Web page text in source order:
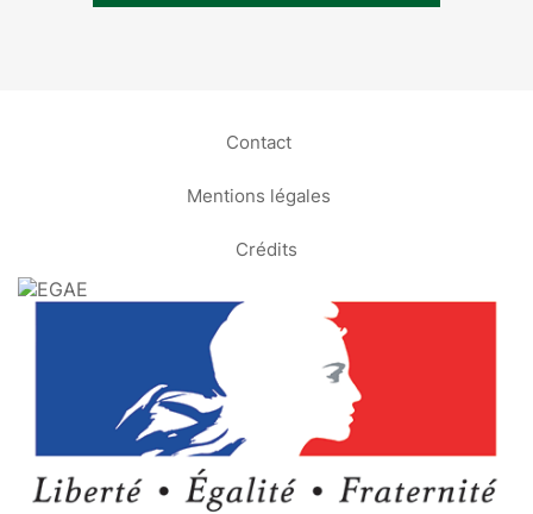
Contact
Mentions légales
Crédits